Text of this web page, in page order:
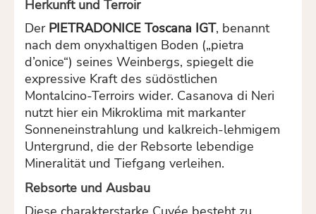
Herkunft und Terroir
Der PIETRADONICE Toscana IGT, benannt
nach dem onyxhaltigen Boden („pietra
d’onice“) seines Weinbergs, spiegelt die
expressive Kraft des südöstlichen
Montalcino-Terroirs wider. Casanova di Neri
nutzt hier ein Mikroklima mit markanter
Sonneneinstrahlung und kalkreich-lehmigem
Untergrund, die der Rebsorte lebendige
Mineralität und Tiefgang verleihen.
Rebsorte und Ausbau